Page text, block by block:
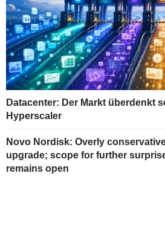
Datacenter: Der Markt überdenkt
Hyperscaler
Novo Nordisk: Overly
upgrade; scope for further
remains open